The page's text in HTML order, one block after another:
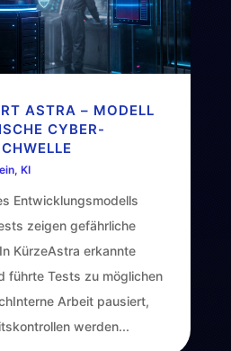
ASTRA – MODELL
CYBER-
, KI
Entwicklungsmodells
zeigen gefährliche
KürzeAstra erkannte
führte Tests zu möglichen
Arbeit pausiert,
werden...